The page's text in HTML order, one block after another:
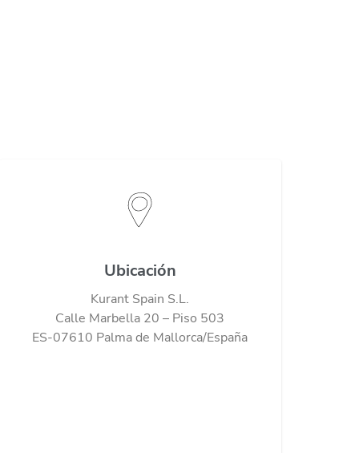
Ubicación
Kurant Spain S.L.
Calle Marbella 20 – Piso 503
ES-07610 Palma de Mallorca/España